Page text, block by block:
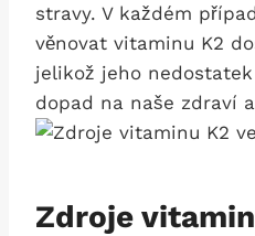
stravy. V každém
věnovat vitaminu K2
jelikož jeho
dopad na naše zdraví
Zdroje